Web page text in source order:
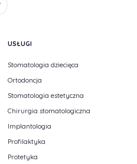
USŁUGI
Stomatologia dziecięca
Ortodoncja
Stomatologia estetyczna
Chirurgia stomatologiczna
Implantologia
Profilaktyka
Protetyka